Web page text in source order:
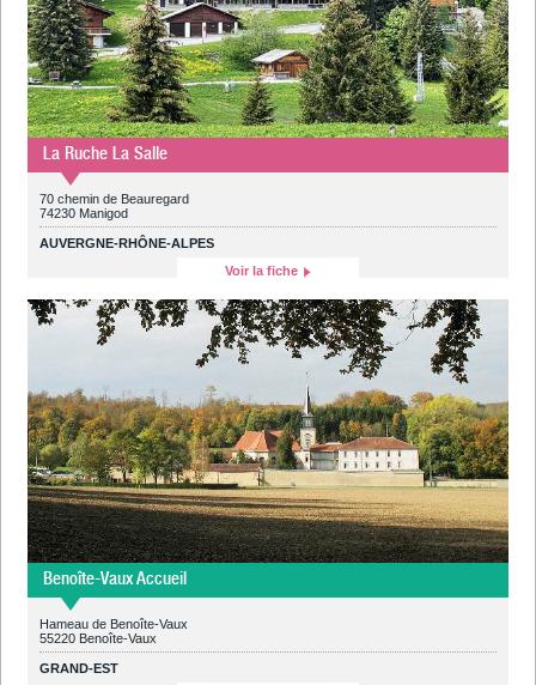
La Ruche La Salle
70 chemin de Beauregard
74230 Manigod
AUVERGNE-RHÔNE-ALPES
Voir la fiche
Benoîte-Vaux Accueil
Hameau de Benoîte-Vaux
55220 Benoîte-Vaux
GRAND-EST